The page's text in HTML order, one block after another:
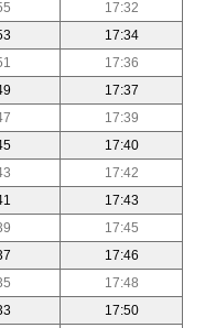
17:32
17:34
17:36
17:37
17:39
17:40
17:42
17:43
17:45
17:46
17:48
17:50